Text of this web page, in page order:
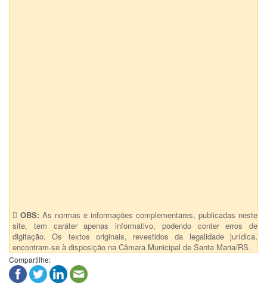
OBS: As normas e informações complementares, publicadas neste
site, tem caráter apenas informativo, podendo conter erros de
digitação. Os textos originais, revestidos da legalidade jurídica,
encontram-se à disposição na Câmara Municipal de Santa Maria/RS.
Compartilhe: